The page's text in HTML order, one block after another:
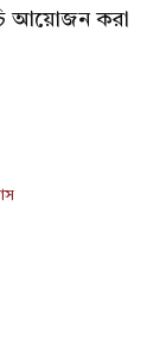
আয়োজন করা